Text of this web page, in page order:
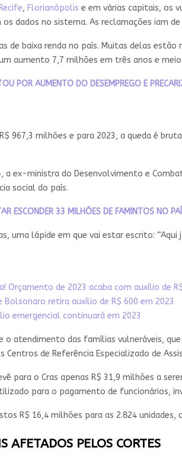
Recife, Florianópolis e em várias capitais, os
dados no sistema. As reclamações iam
baixa renda no país. Muitas delas estão
aumento 7,7 milhões em três anos e
POR AUMENTO DO DESEMPREGO E
967,3 milhões e para 2023, a queda é
, a ex-ministra do Desenvolvimento e
social do país.
ESCONDER 33 MILHÕES DE FAMINTOS NO
uma lápide em que vai estar escrito:
Orçamento de 2023 acaba com auxílio de
retira auxílio de R$ 600 em 2023
emergencial continuará em 2023
atendimento das famílias vulneráveis,
Centros de Referência Especializado de
para o Cras apenas R$ 31,9 milhões a
para o pagamento de funcionários,
R$ 16,4 milhões para as 2.824
AFETADOS PELOS CORTES